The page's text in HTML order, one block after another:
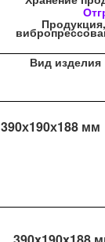
Вид изделия
390х190х188 мм